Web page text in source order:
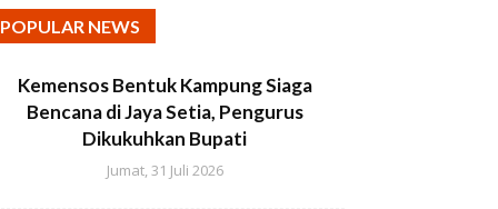
POPULAR NEWS
Kemensos Bentuk Kampung Siaga
Bencana di Jaya Setia, Pengurus
Dikukuhkan Bupati
Jumat, 31 Juli 2026